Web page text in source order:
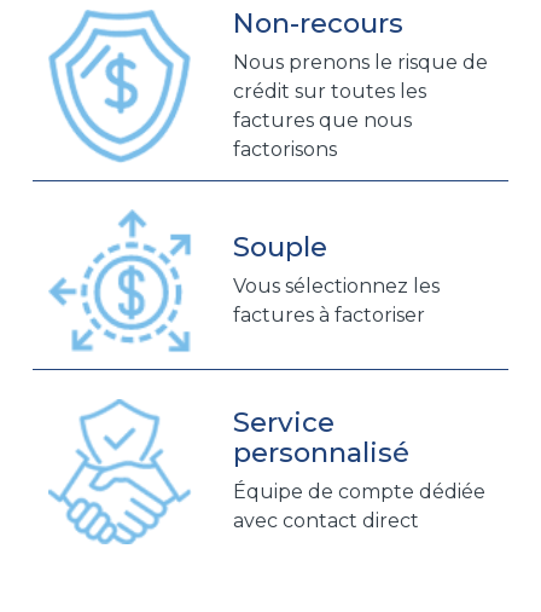
Non-recours
Nous prenons le risque de
crédit sur toutes les
factures que nous
factorisons
Souple
Vous sélectionnez les
factures à factoriser
Service
personnalisé
Équipe de compte dédiée
avec contact direct